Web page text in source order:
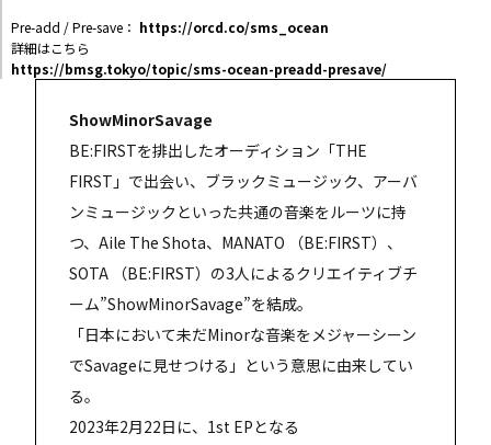
Pre-add / Pre-save： https://orcd.co/sms_ocean
詳細はこちら
https://bmsg.tokyo/topic/sms-ocean-preadd-presave/
ShowMinorSavage
BE:FIRSTを排出したオーディション「THE
FIRST」で出会い、ブラックミュージック、アーバ
ンミュージックといった共通の音楽をルーツに持
つ、Aile The Shota、MANATO （BE:FIRST）、
SOTA （BE:FIRST）の3人によるクリエイティブチ
ーム”ShowMinorSavage”を結成。
「日本において未だMinorな音楽をメジャーシーン
でSavageに見せつける」という意思に由来してい
る。
2023年2月22日に、1st EPとなる